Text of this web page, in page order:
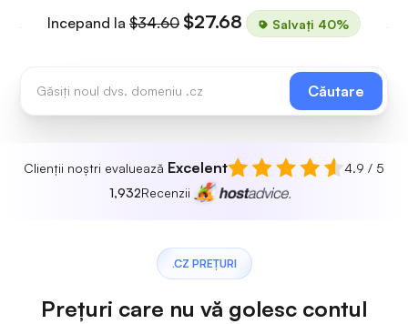
Incepand la $34.60 $27.68 Salvați 40%
Căutare
Clienții noștri evaluează Excelent
4.9 / 5
1,932Recenzii
.CZ PREȚURI
Prețuri care nu vă golesc contul